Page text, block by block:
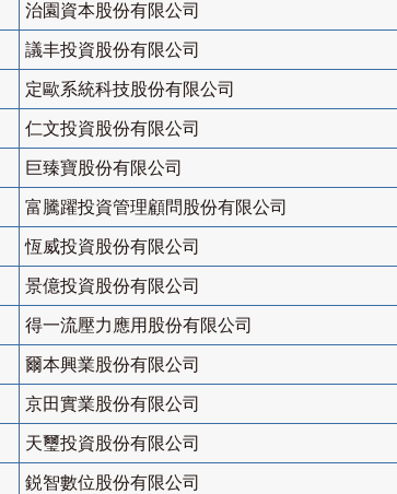
治園資本股份有限公司
議丰投資股份有限公司
定歐系統科技股份有限公司
仁文投資股份有限公司
巨臻寶股份有限公司
富騰躍投資管理顧問股份有限公司
恆威投資股份有限公司
景億投資股份有限公司
得一流壓力應用股份有限公司
爾本興業股份有限公司
京田實業股份有限公司
天璽投資股份有限公司
鋭智數位股份有限公司